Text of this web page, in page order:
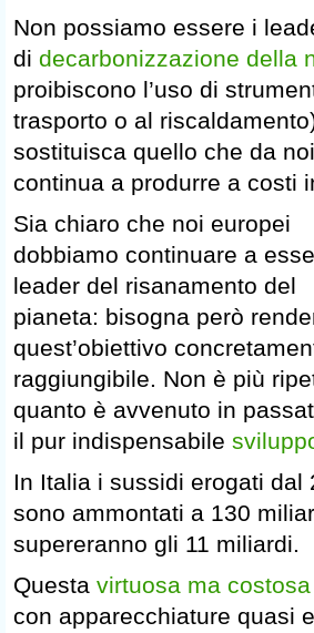
Non possiamo essere i
di decarbonizzazione della
proibiscono l’uso di
trasporto o al
sostituisca quello che da
continua a produrre a costi
Sia chiaro che noi europei
dobbiamo continuare a
leader del risanamento del
pianeta: bisogna però
quest’obiettivo
raggiungibile. Non è più
quanto è avvenuto in
il pur indispensabile
In Italia i sussidi erogati dal
sono ammontati a 130
supereranno gli 11 miliardi.
Questa virtuosa ma
con apparecchiature quasi